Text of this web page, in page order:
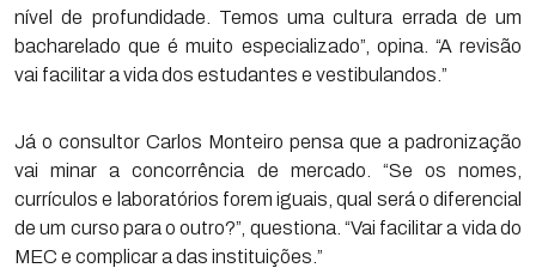
nível de profundidade. Temos uma cultura errada de um
bacharelado que é muito especializado”, opina. “A revisão
vai facilitar a vida dos estudantes e vestibulandos.”
Já o consultor Carlos Monteiro pensa que a padronização
vai minar a concorrência de mercado. “Se os nomes,
currículos e laboratórios forem iguais, qual será o diferencial
de um curso para o outro?”, questiona. “Vai facilitar a vida do
MEC e complicar a das instituições.”